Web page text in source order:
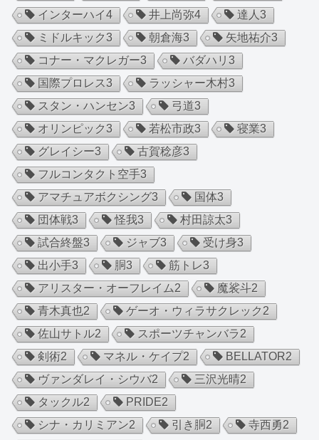
インターハイ4 井上尚弥4 達人 3
ミドルキック3 朝倉海3 矢地祐介3
コナー・マクレガー3 バダハリ 3
国際プロレス3 ラッシャー木村3
スタン・ハンセン3 弓道3
オリンピック3 若松市政3 寝業3
グレイシー3 古賀稔彦3
フルコンタクト空手3
アマチュアボクシング3 国体3
団体戦3 怪我3 村田諒太3
試合終盤3 ジャブ3 受け身3
出小手3 胴3 筋トレ3
アリスター・オーフレイム2 魔裟斗2
青木真也2 ゲーオ・ウィラサクレック2
佐山サトル2 スポーツチャンバラ2
剣術2 マネル・ケイプ2 BELLATOR2
ヴァンダレイ・シウバ2 三沢光晴2
タックル2 PRIDE2
シナ・カリミアン2 引き胴 2 寺西勇2